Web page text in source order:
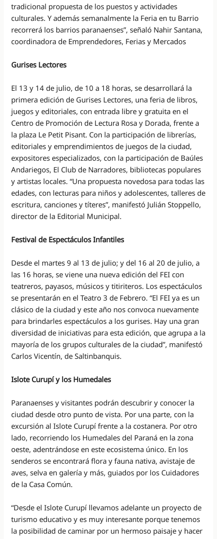
tradicional propuesta de los puestos y actividades
culturales. Y además semanalmente la Feria en tu Barrio
recorrerá los barrios paranaenses”, señaló Nahir Santana,
coordinadora de Emprendedores, Ferias y Mercados
Gurises Lectores
El 13 y 14 de julio, de 10 a 18 horas, se desarrollará la
primera edición de Gurises Lectores, una feria de libros,
juegos y editoriales, con entrada libre y gratuita en el
Centro de Promoción de Lectura Rosa y Dorada, frente a
la plaza Le Petit Pisant. Con la participación de librerías,
editoriales y emprendimientos de juegos de la ciudad,
expositores especializados, con la participación de Baúles
Andariegos, El Club de Narradores, bibliotecas populares
y artistas locales. “Una propuesta novedosa para todas las
edades, con lecturas para niños y adolescentes, talleres de
escritura, canciones y títeres”, manifestó Julián Stoppello,
director de la Editorial Municipal.
Festival de Espectáculos Infantiles
Desde el martes 9 al 13 de julio; y del 16 al 20 de julio, a
las 16 horas, se viene una nueva edición del FEI con
teatreros, payasos, músicos y titiriteros. Los espectáculos
se presentarán en el Teatro 3 de Febrero. “El FEI ya es un
clásico de la ciudad y este año nos convoca nuevamente
para brindarles espectáculos a los gurises. Hay una gran
diversidad de iniciativas para esta edición, que agrupa a la
mayoría de los grupos culturales de la ciudad”, manifestó
Carlos Vicentín, de Saltinbanquis.
Islote Curupí y los Humedales
Paranaenses y visitantes podrán descubrir y conocer la
ciudad desde otro punto de vista. Por una parte, con la
excursión al Islote Curupí frente a la costanera. Por otro
lado, recorriendo los Humedales del Paraná en la zona
oeste, adentrándose en este ecosistema único. En los
senderos se encontrará flora y fauna nativa, avistaje de
aves, selva en galería y más, guiados por los Cuidadores
de la Casa Común.
“Desde el Islote Curupí llevamos adelante un proyecto de
turismo educativo y es muy interesante porque tenemos
la posibilidad de caminar por un hermoso paisaje y hacer